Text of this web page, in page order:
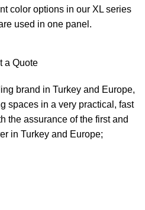
color options in our XL series
used in one panel.
a Quote
brand in Turkey and Europe,
spaces in a very practical, fast
the assurance of the first and
in Turkey and Europe;